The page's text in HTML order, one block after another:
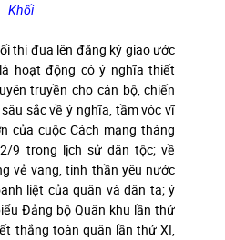
Khối
đua lên đăng ký giao ước
hoạt động có ý nghĩa thiết
truyền cho cán bộ, chiến
sắc về ý nghĩa, tầm vóc vĩ
của cuộc Cách mạng tháng
9 trong lịch sử dân tộc; về
vẻ vang, tinh thần yêu nước
liệt của quân và dân ta; ý
Đảng bộ Quân khu lần thứ
thắng toàn quân lần thứ XI,